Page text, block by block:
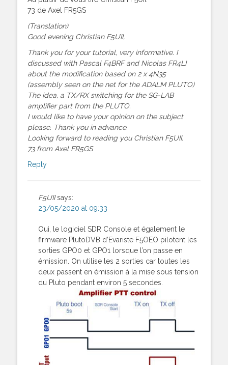
73 de Axel FR5GS
(Translation)
Good evening Christian F5UII,
Thank you for your tutorial, very informative. I
discussed with Pascal F4BRF and Nicolas FR4LI
about the modification based on 2 x 4N35
(assembly seen on the net for the ADALM PLUTO)
The idea, a TX/RX switching for the SG-LAB
amplifier part from the PLUTO.
I would like to have your opinion on the subject
please. Thank you in advance.
Looking forward to reading you Christian F5UII.
73 from Axel FR5GS
Reply
F5UII says:
23/05/2020 at 09:33
Oui, le logiciel SDR Console et également le
firmware PlutoDVB d’Evariste F5OEO pilotent les
sorties GPO0 et GPO1 lorsque l’on passe en
émission. On utilise les 2 sorties car toutes les
deux passent en émission à la mise sous tension
du Pluto pendant environ 5 secondes.